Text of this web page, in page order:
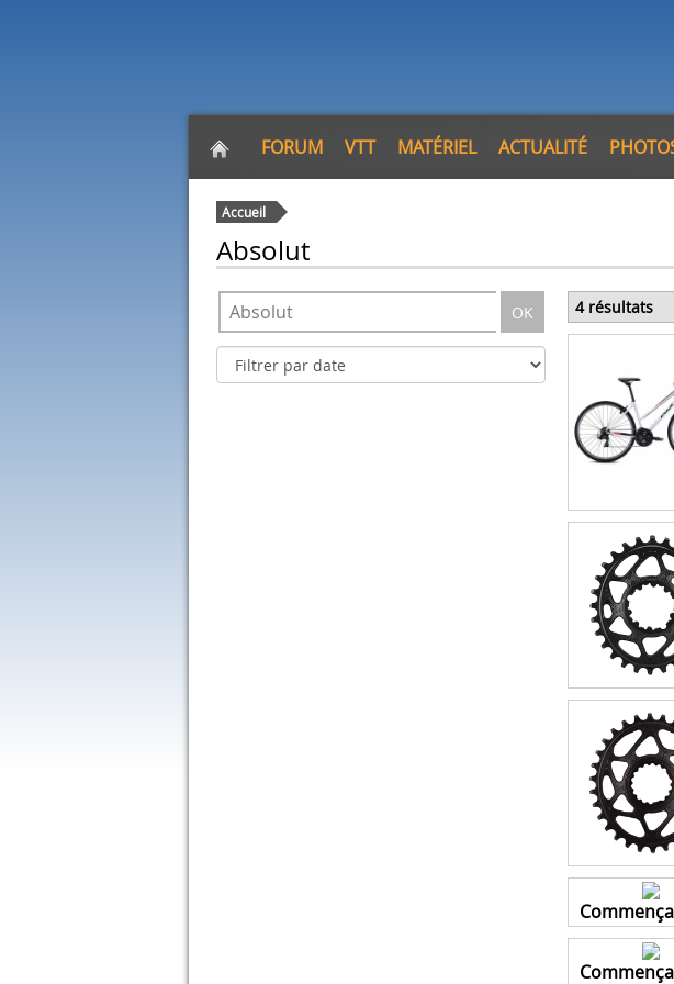
FORUM VTT MATÉRIEL ACTUALITÉ
Accueil
Absolut
OK 4 résultats